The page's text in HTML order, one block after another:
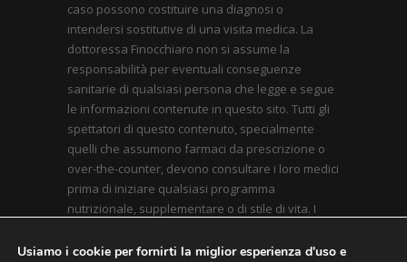
caso possono costituire una diagnosi o
intendersi sostitutive di una visita medica. La
dottoressa Finocchiaro non si assume la
responsabilità per eventuali conseguenze
sanitarie di qualsiasi persona che legge e segue
le informazioni contenute in questo sito. Tutti gli
spettatori di questo contenuto, specialmente
quelli che assumono farmaci da prescrizione o
over-the-counter, devono consultare i loro medici
prima di iniziare qualsiasi programma
nutrizionale, supplementare o di stile di vita. I
guida inerenti l’applicazione il nuovo Codice
Usiamo i cookie per fornirti la miglior esperienza d'uso e